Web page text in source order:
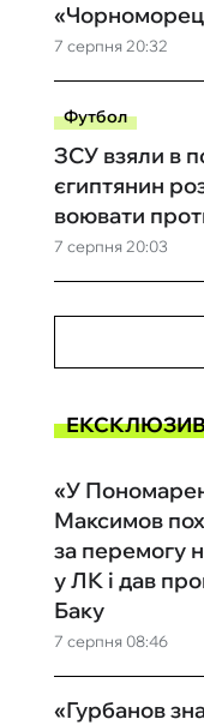
7 серпня 20:32
Футбол
7 серпня 20:03
ЗСУ взяли в
єгиптянин
воювати
7 серпня 08:46
«У
Максимов
за перемогу
у ЛК і дав
Баку
«Гурбанов